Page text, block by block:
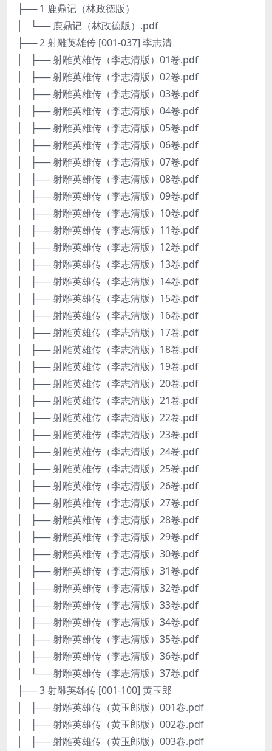
├── 1 鹿鼎记（林政德版）
│ └── 鹿鼎记（林政德版）.pdf
├── 2 射雕英雄传 [001-037] 李志清
│ ├── 射雕英雄传（李志清版）01卷.pdf
│ ├── 射雕英雄传（李志清版）02卷.pdf
│ ├── 射雕英雄传（李志清版）03卷.pdf
│ ├── 射雕英雄传（李志清版）04卷.pdf
│ ├── 射雕英雄传（李志清版）05卷.pdf
│ ├── 射雕英雄传（李志清版）06卷.pdf
│ ├── 射雕英雄传（李志清版）07卷.pdf
│ ├── 射雕英雄传（李志清版）08卷.pdf
│ ├── 射雕英雄传（李志清版）09卷.pdf
│ ├── 射雕英雄传（李志清版）10卷.pdf
│ ├── 射雕英雄传（李志清版）11卷.pdf
│ ├── 射雕英雄传（李志清版）12卷.pdf
│ ├── 射雕英雄传（李志清版）13卷.pdf
│ ├── 射雕英雄传（李志清版）14卷.pdf
│ ├── 射雕英雄传（李志清版）15卷.pdf
│ ├── 射雕英雄传（李志清版）16卷.pdf
│ ├── 射雕英雄传（李志清版）17卷.pdf
│ ├── 射雕英雄传（李志清版）18卷.pdf
│ ├── 射雕英雄传（李志清版）19卷.pdf
│ ├── 射雕英雄传（李志清版）20卷.pdf
│ ├── 射雕英雄传（李志清版）21卷.pdf
│ ├── 射雕英雄传（李志清版）22卷.pdf
│ ├── 射雕英雄传（李志清版）23卷.pdf
│ ├── 射雕英雄传（李志清版）24卷.pdf
│ ├── 射雕英雄传（李志清版）25卷.pdf
│ ├── 射雕英雄传（李志清版）26卷.pdf
│ ├── 射雕英雄传（李志清版）27卷.pdf
│ ├── 射雕英雄传（李志清版）28卷.pdf
│ ├── 射雕英雄传（李志清版）29卷.pdf
│ ├── 射雕英雄传（李志清版）30卷.pdf
│ ├── 射雕英雄传（李志清版）31卷.pdf
│ ├── 射雕英雄传（李志清版）32卷.pdf
│ ├── 射雕英雄传（李志清版）33卷.pdf
│ ├── 射雕英雄传（李志清版）34卷.pdf
│ ├── 射雕英雄传（李志清版）35卷.pdf
│ ├── 射雕英雄传（李志清版）36卷.pdf
│ └── 射雕英雄传（李志清版）37卷.pdf
├── 3 射雕英雄传 [001-100] 黄玉郎
│ ├── 射雕英雄传（黄玉郎版）001卷.pdf
│ ├── 射雕英雄传（黄玉郎版）002卷.pdf
│ ├── 射雕英雄传（黄玉郎版）003卷.pdf